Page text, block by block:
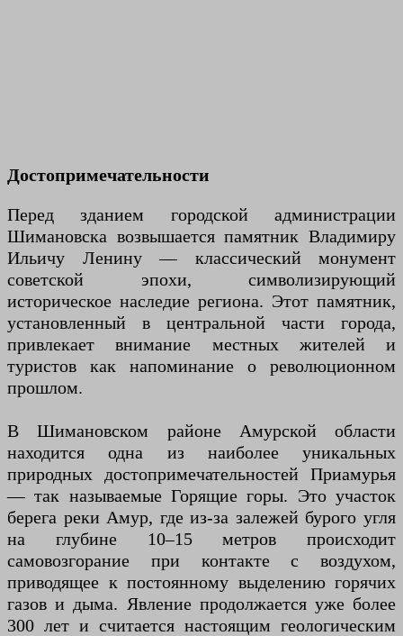
Достопримечательности
Перед зданием городской администрации
Шимановска возвышается памятник Владимиру
Ильичу Ленину — классический монумент
советской эпохи, символизирующий
историческое наследие региона. Этот памятник,
установленный в центральной части города,
привлекает внимание местных жителей и
туристов как напоминание о революционном
прошлом.
В Шимановском районе Амурской области
находится одна из наиболее уникальных
природных достопримечательностей Приамурья
— так называемые Горящие горы. Это участок
берега реки Амур, где из-за залежей бурого угля
на глубине 10–15 метров происходит
самовозгорание при контакте с воздухом,
приводящее к постоянному выделению горячих
газов и дыма. Явление продолжается уже более
300 лет и считается настоящим геологическим